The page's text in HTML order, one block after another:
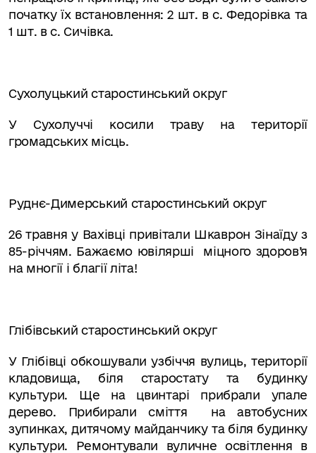
початку їх встановлення: 2 шт. в с. Федорівка та
1 шт. в с. Сичівка.
Сухолуцький старостинський округ
У Сухолуччі косили траву на території
громадських місць.
Руднє-Димерський старостинський округ
26 травня у Вахівці привітали Шкаврон Зінаїду з
85-річчям. Бажаємо ювілярші
міцного здоров’я
на многії і благії літа!
Глібівський старостинський округ
У Глібівці обкошували узбіччя вулиць, території
кладовища, біля старостату та будинку
культури. Ще на цвинтарі прибрали упале
дерево. Прибирали сміття
на автобусних
зупинках, дитячому майданчику та біля будинку
культури. Ремонтували вуличне освітлення в